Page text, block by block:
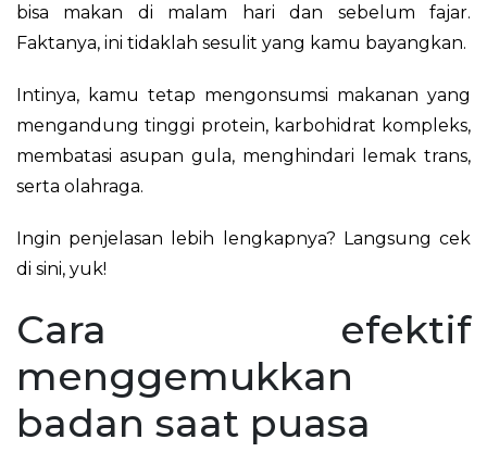
bisa makan di malam hari dan sebelum fajar.
Faktanya, ini tidaklah sesulit yang kamu bayangkan.
Intinya, kamu tetap mengonsumsi makanan yang
mengandung tinggi protein, karbohidrat kompleks,
membatasi asupan gula, menghindari lemak trans,
serta olahraga.
Ingin penjelasan lebih lengkapnya? Langsung cek
di sini, yuk!
Cara efektif
menggemukkan
badan saat puasa